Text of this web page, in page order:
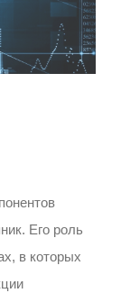
Его роль
в которых